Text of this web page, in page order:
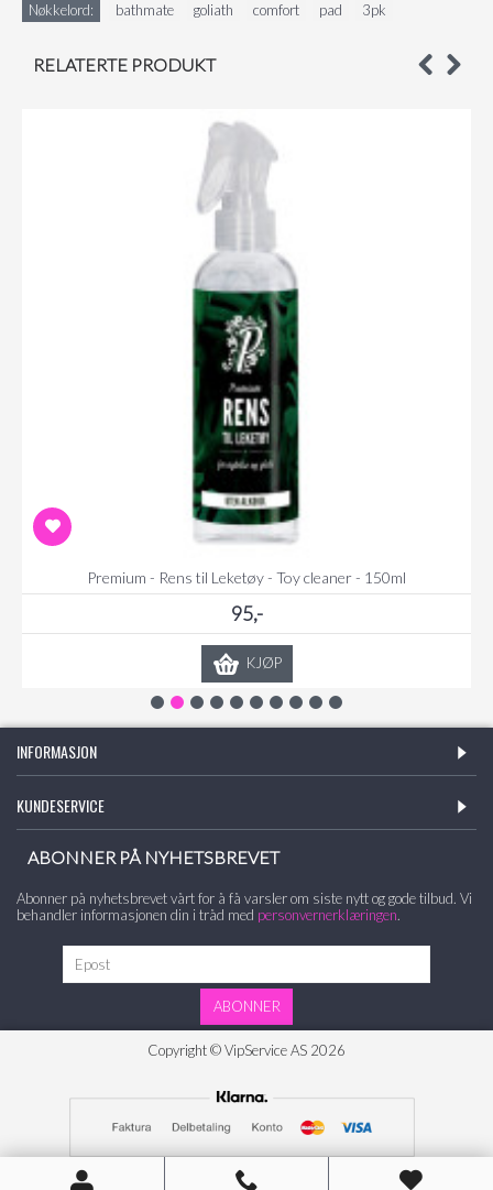
Nøkkelord: bathmate goliath comfort pad 3pk
RELATERTE PRODUKT
Premium - Rens til Leketøy - Toy cleaner - 150ml
95,-
KJØP
INFORMASJON
KUNDESERVICE
ABONNER PÅ NYHETSBREVET
Abonner på nyhetsbrevet vårt for å få varsler om siste nytt og gode tilbud. Vi
behandler informasjonen din i tråd med personvernerklæringen.
ABONNER
Copyright © VipService AS 2026